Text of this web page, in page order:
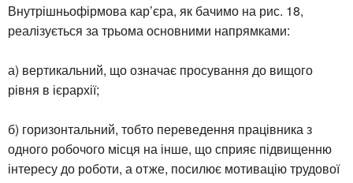
Внутрішньофірмова кар’єра, як бачимо на рис. 18,
реалізується за трьома основними напрямками:
а) вертикальний, що означає просування до вищого
рівня в ієрархії;
б) горизонтальний, тобто переведення працівника з
одного робочого місця на інше, що сприяє підвищенню
інтересу до роботи, а отже, посилює мотивацію трудової